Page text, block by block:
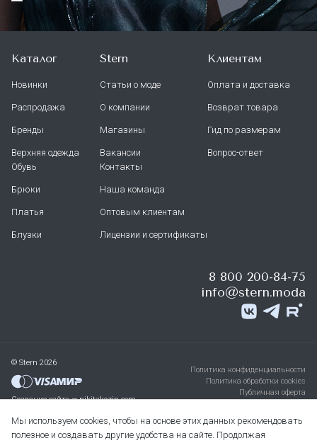
Каталог
Новинки
Распродажа
Бренды
Верхняя одежда
Обувь
Брюки
Платья
Блузки
Stern
Статьи о моде
О компании
Магазины
Вакансии
Контакты
Наша команда
Оптовым клиентам
Лицензии и сертификаты
Клиентам
Оплата и доставка
Возврат товара
Гид по размерам
Вопрос-ответ
8 800 200-84-75
info@stern.moda
© Stern 2026
Создание сайта — nikitakozin.com
Политика конфиденциальности
Политика обработки cookies
Публичная оферта
Мы используем cookies, чтобы на основе этих данных рекомендовать
полезное и создавать другие удобства на сайте. Продолжая